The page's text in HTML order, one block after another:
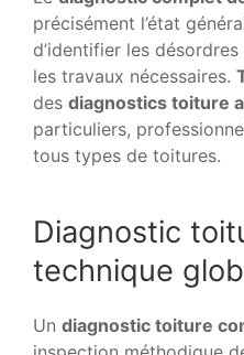
précisément l’état
d’identifier les
les travaux nécessaires.
des diagnostics toiture
particuliers,
tous types de toitures.
Diagnostic
technique
Un diagnostic toiture